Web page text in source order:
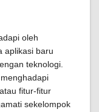
oleh
aplikasi baru
teknologi.
fitur-fitur
sekelompok